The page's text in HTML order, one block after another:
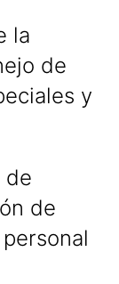
la
de
y
de
de